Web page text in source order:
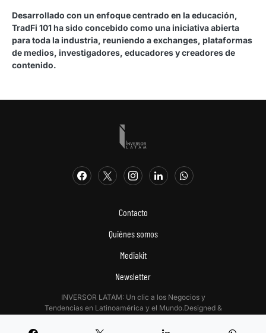
Desarrollado con un enfoque centrado en la educación,
TradFi 101 ha sido concebido como una iniciativa abierta
para toda la industria, reuniendo a exchanges, plataformas
de medios, investigadores, educadores y creadores de
contenido.
Contacto
Quiénes somos
Mediakit
Newsletter
INVERSOR LATAM: Un clic a los Negocios y
Tendencias en Latinoamérica y el Mundo.Designed &